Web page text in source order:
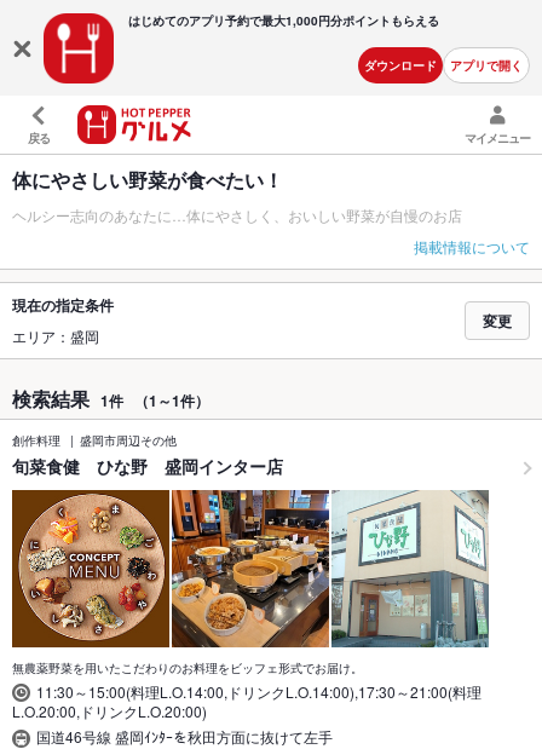
はじめてのアプリ予約で最大1,000円分ポイントもらえる
ダウンロード アプリで開く
戻る マイメニュー
体にやさしい野菜が食べたい！
ヘルシー志向のあなたに…体にやさしく、おいしい野菜が自慢のお店
掲載情報について
現在の指定条件
エリア：盛岡
変更
検索結果 1件 （1～1件）
創作料理 盛岡市周辺その他
旬菜食健 ひな野 盛岡インター店
無農薬野菜を用いたこだわりのお料理をビッフェ形式でお届け。
11:30～15:00(料理L.O.14:00,ドリンクL.O.14:00),17:30～21:00(料理
L.O.20:00,ドリンクL.O.20:00)
国道46号線 盛岡ｲﾝﾀｰを秋田方面に抜けて左手